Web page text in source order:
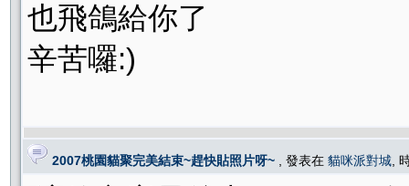
也飛鴿給你了
辛苦囉:)
2007桃園貓聚完美結束~趕快貼照片呀~ , 發表在 貓咪派對城 ,